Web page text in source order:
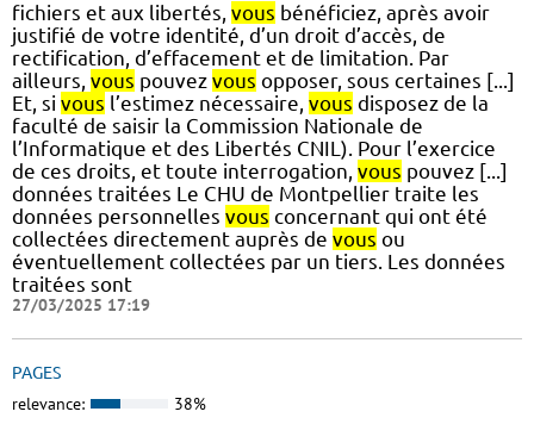
fichiers et aux libertés, vous bénéficiez, après avoir
justifié de votre identité, d’un droit d’accès, de
rectification, d’effacement et de limitation. Par
ailleurs, vous pouvez vous opposer, sous certaines [...]
Et, si vous l’estimez nécessaire, vous disposez de la
faculté de saisir la Commission Nationale de
l’Informatique et des Libertés CNIL). Pour l’exercice
de ces droits, et toute interrogation, vous pouvez [...]
données traitées Le CHU de Montpellier traite les
données personnelles vous concernant qui ont été
collectées directement auprès de vous ou
éventuellement collectées par un tiers. Les données
traitées sont
27/03/2025 17:19
PAGES
relevance: 38%